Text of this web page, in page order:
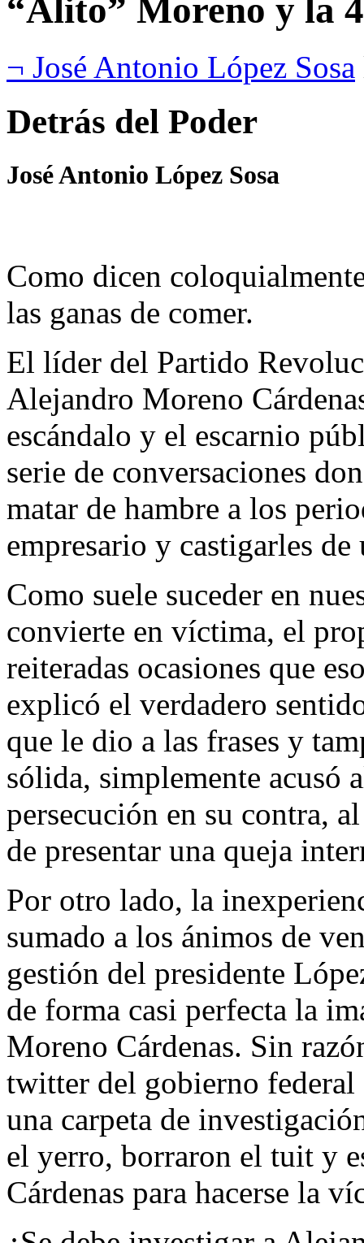
“Alito” Moreno y la
¬ José Antonio López Sosa
Detrás del Poder
José Antonio López Sosa
Como dicen
las ganas de comer.
El líder del Partido
Alejandro Moreno
escándalo y el escarnio
serie de conversaciones
matar de hambre a los
empresario y castigarles
Como suele suceder en
convierte en víctima, el
reiteradas ocasiones que
explicó el verdadero
que le dio a las frases y
sólida, simplemente acusó
persecución en su contra,
de presentar una queja
Por otro lado, la
sumado a los ánimos de
gestión del presidente
de forma casi perfecta la
Moreno Cárdenas. Sin
twitter del gobierno
una carpeta de
el yerro, borraron el tuit y
Cárdenas para hacerse la